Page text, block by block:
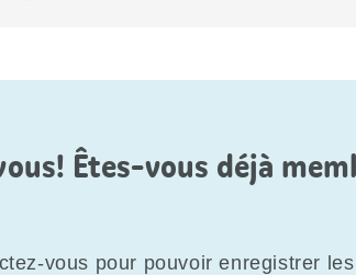
Êtes-vous déjà
vous pour pouvoir enregistrer